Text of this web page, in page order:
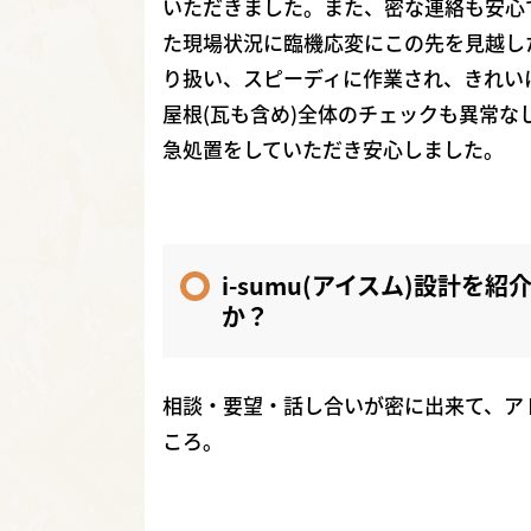
いただきました。また、密な連絡も安
た現場状況に臨機応変にこの先を見越
り扱い、スピーディに作業され、きれ
屋根(瓦も含め)全体のチェックも異常
急処置をしていただき安心しました。
i-sumu(アイスム)設計を紹
か？
相談・要望・話し合いが密に出来て、
ころ。